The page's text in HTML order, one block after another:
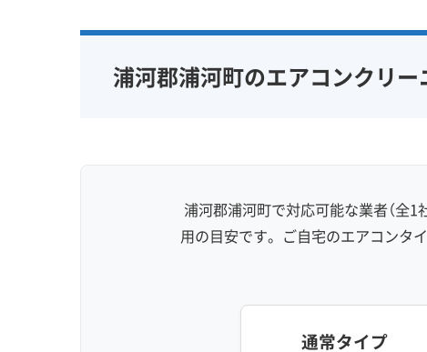
完全分解洗浄
部分クリーニング
家庭用エアコン
業務用エアコン
保証付き
ア
アレルギー対策
浦河郡浦河町のエアコンクリ
浦河郡浦河町で対応可能な業者（全
用の目安です。ご自宅のエアコンタ
通常タイプ